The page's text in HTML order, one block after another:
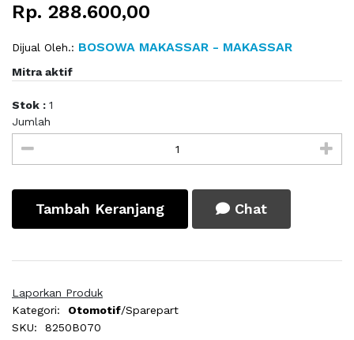
Rp. 288.600,00
Dijual Oleh.: BOSOWA MAKASSAR - MAKASSAR
Mitra aktif
Stok : 1
Jumlah
Tambah Keranjang Chat
Laporkan Produk
Kategori:
Otomotif/Sparepart
SKU:
8250B070